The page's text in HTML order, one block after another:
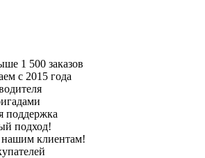
1 500 заказов
с 2015 года
поддержка
подход!
клиентам!